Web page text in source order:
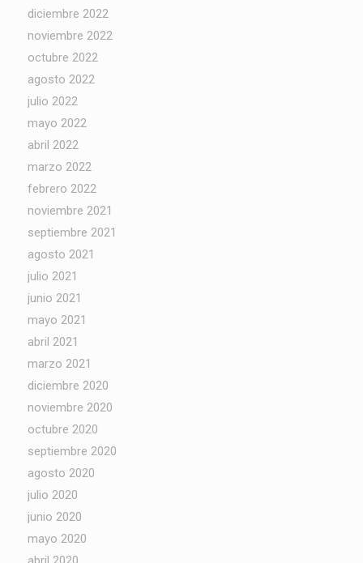
diciembre 2022
noviembre 2022
octubre 2022
agosto 2022
julio 2022
mayo 2022
abril 2022
marzo 2022
febrero 2022
noviembre 2021
septiembre 2021
agosto 2021
julio 2021
junio 2021
mayo 2021
abril 2021
marzo 2021
diciembre 2020
noviembre 2020
octubre 2020
septiembre 2020
agosto 2020
julio 2020
junio 2020
mayo 2020